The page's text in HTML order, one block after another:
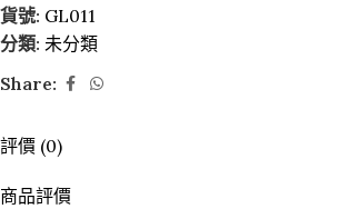
貨號: GL011
分類: 未分類
Share:
評價 (0)
商品評價